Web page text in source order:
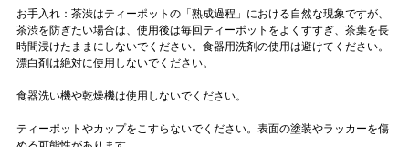
お手入れ：茶渋はティーポットの「熟成過程」における自然な現象ですが、
茶渋を防ぎたい場合は、使用後は毎回ティーポットをよくすすぎ、茶葉を長
時間浸けたままにしないでください。食器用洗剤の使用は避けてください。
漂白剤は絶対に使用しないでください。
食器洗い機や乾燥機は使用しないでください。
ティーポットやカップをこすらないでください。表面の塗装やラッカーを傷